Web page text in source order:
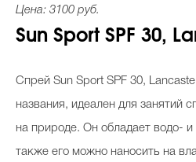
Цена: 3100 руб.
Sun Sport SPF 30,
Cпрей Sun Sport SPF 30,
названия, идеален для занятий
на природе. Он обладает водо- и
также его можно наносить на